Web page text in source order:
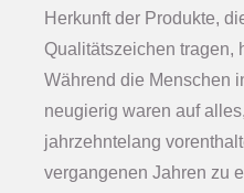
Herkunft der Produkte,
Qualitätszeichen tragen,
Während die Menschen
neugierig waren auf
jahrzehntelang
vergangenen Jahren zu